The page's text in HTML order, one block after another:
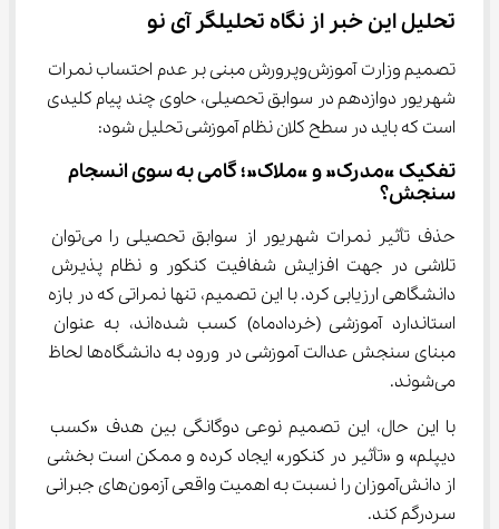
تحلیل این خبر از نگاه تحلیلگر آی نو
تصمیم وزارت آموزش‌وپرورش مبنی بر عدم احتساب نمرات
شهریور دوازدهم در سوابق تحصیلی، حاوی چند پیام کلیدی
است که باید در سطح کلان نظام آموزشی تحلیل شود:
تفکیک «مدرک» و «ملاک»؛ گامی به سوی انسجام
سنجش؟
حذف تأثیر نمرات شهریور از سوابق تحصیلی را می‌توان
تلاشی در جهت افزایش شفافیت کنکور و نظام پذیرش
دانشگاهی ارزیابی کرد. با این تصمیم، تنها نمراتی که در بازه
استاندارد آموزشی (خردادماه) کسب شده‌اند، به عنوان
مبنای سنجش عدالت آموزشی در ورود به دانشگاه‌ها لحاظ
می‌شوند.
با این حال، این تصمیم نوعی دوگانگی بین هدف «کسب
دیپلم» و «تأثیر در کنکور» ایجاد کرده و ممکن است بخشی
از دانش‌آموزان را نسبت به اهمیت واقعی آزمون‌های جبرانی
سردرگم کند.